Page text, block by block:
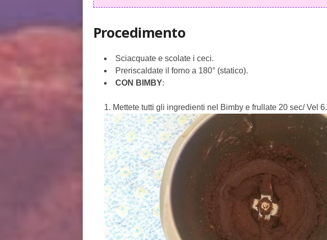
Procedimento
Sciacquate e scolate i ceci.
Preriscaldate il forno a 180° (statico).
CON BIMBY:
Mettete tutti gli ingredienti nel Bimby e frullate 20 sec/ Vel 6.